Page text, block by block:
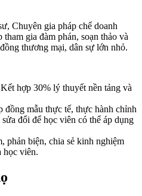
Chuyên gia pháp chế doanh
gia đàm phán, soạn thảo và
thương mại, dân sự lớn nhỏ.
hợp 30% lý thuyết nền tảng và
đồng mẫu thực tế, thực hành chỉnh
đổi để học viên có thể áp dụng
phản biện, chia sẻ kinh nghiệm
học viên.